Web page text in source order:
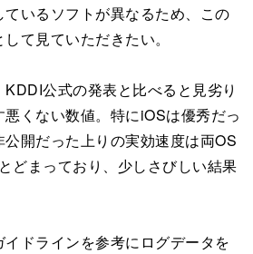
いるソフトが異なるため、この
て見ていただきたい。
公式の発表と比べると見劣り
くない数値。特にiOSは優秀だっ
開だった上りの実効速度は両OS
どまっており、少しさびしい結果
ドラインを参考にログデータを